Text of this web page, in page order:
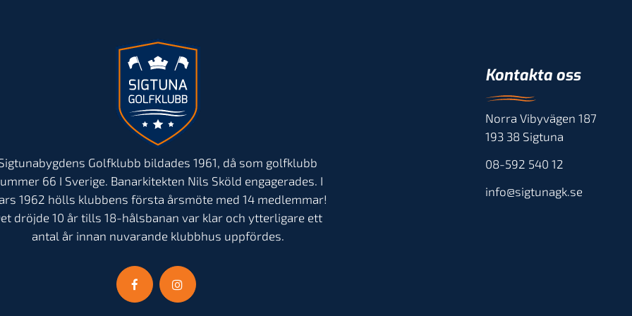
Golfklubb bildades 1961, då som golfklubb
66 I Sverige. Banarkitekten Nils Sköld engagerades. I
1962 hölls klubbens första årsmöte med 14 medlemmar!
dröjde 10 år tills 18-hålsbanan var klar och ytterligare ett
antal år innan nuvarande klubbhus uppfördes.
Kontakta oss
Norra Vibyvägen 187
193 38 Sigtuna
08-592 540 12
info@sigtunagk.se